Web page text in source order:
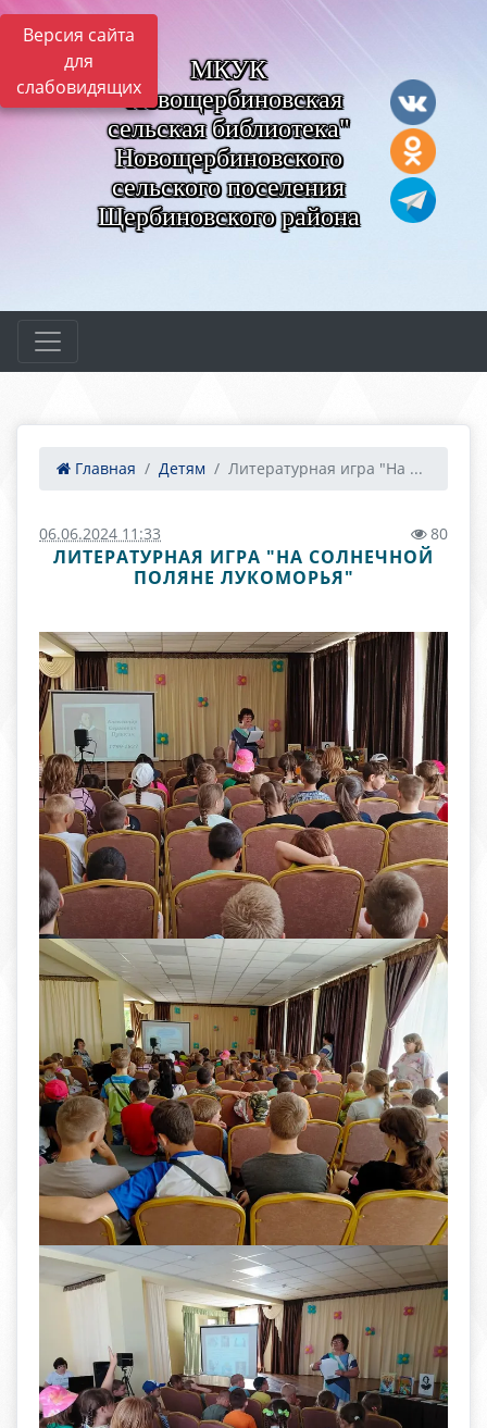
Версия сайта
для
слабовидящих
МКУК
"Новощербиновская
сельская библиотека"
Новощербиновского
сельского поселения
Щербиновского района
Главная Детям Литературная игра "На ...
06.06.2024 11:33 80
ЛИТЕРАТУРНАЯ ИГРА "НА СОЛНЕЧНОЙ
ПОЛЯНЕ ЛУКОМОРЬЯ"